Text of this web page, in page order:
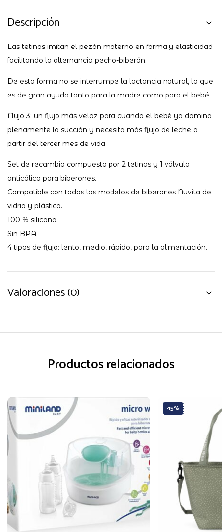
Descripción
Las tetinas imitan el pezón materno en forma y elasticidad
facilitando la alternancia pecho-biberón.
De esta forma no se interrumpe la lactancia natural, lo que
es de gran ayuda tanto para la madre como para el bebé.
Flujo 3: un flujo más veloz para cuando el bebé ya domina
plenamente la succión y necesita más flujo de leche a
partir del tercer mes de vida
Set de recambio compuesto por 2 tetinas y 1 válvula
anticólico para biberones.
Compatible con todos los modelos de biberones Nuvita de
vidrio y plástico.
100 % silicona.
Sin BPA.
4 tipos de flujo: lento, medio, rápido, para la alimentación.
Valoraciones (0)
Productos relacionados
-15%